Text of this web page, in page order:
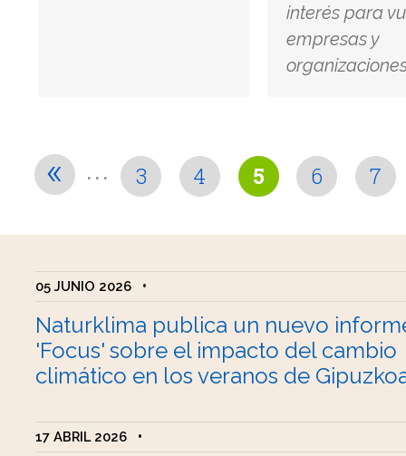
interés para
empresas y
« ... 3 4 5 6 7
05 JUNIO 2026 •
Naturklima publica un nuevo
'Focus' sobre el impacto del cambio
climático en los veranos de
17 ABRIL 2026 •